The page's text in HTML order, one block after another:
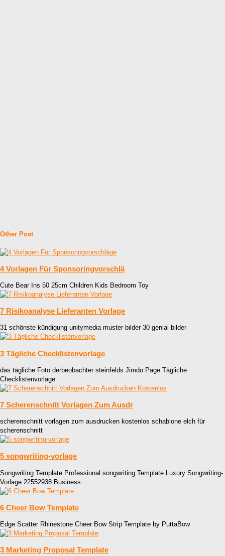
Other Post
4 Vorlagen Für Sponsoringvorschlä
Cute Bear Ins 50 25cm Children Kids Bedroom Toy
7 Risikoanalyse Lieferanten Vorlage
31 schönste kündigung unitymedia muster bilder 30 genial bilder
3 Tägliche Checklistenvorlage
das tägliche Foto derbeobachter steinfelds Jimdo Page Tägliche
Checklistenvorlage
7 Scherenschnitt Vorlagen Zum Ausdr
scherenschnitt vorlagen zum ausdrucken kostenlos schablone elch für
scherenschnitt
5 songwriting-vorlage
Songwriting Template Professional songwriting Template Luxury Songwriting-
Vorlage 22552938 Business
6 Cheer Bow Template
Edge Scatter Rhinestone Cheer Bow Strip Template by PuttaBow
3 Marketing Proposal Template